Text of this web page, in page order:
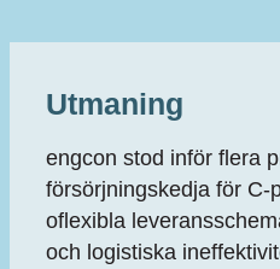
Utmaning
engcon stod inför flera
försörjningskedja för C-
oflexibla
och logistiska